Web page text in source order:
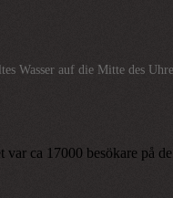
Wasser auf die Mitte des
ca 17000 besökare på